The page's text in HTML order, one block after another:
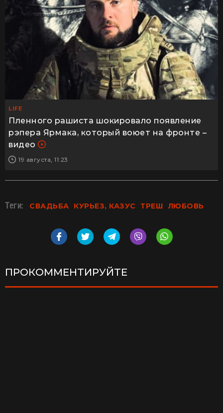
LIFE
Пленного рашиста шокировало появление
рэпера Ярмака, который воюет на фронте –
видео
19 августа, 11:23
Теги: СВАДЬБА КУРЬЕЗ, КАЗУС ТРЕШ ЛЮБОВЬ
ПРОКОММЕНТИРУЙТЕ